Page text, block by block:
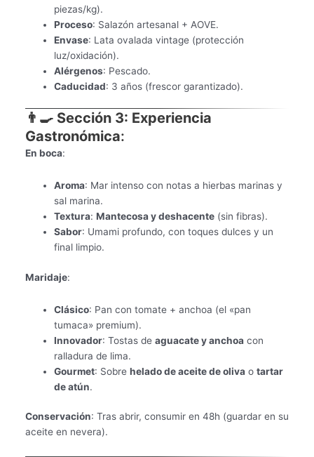
piezas/kg).
Proceso: Salazón artesanal + AOVE.
Envase: Lata ovalada vintage (protección
luz/oxidación).
Alérgenos: Pescado.
Caducidad: 3 años (frescor garantizado).
👨‍🍳 Sección 3: Experiencia
Gastronómica:
En boca:
Aroma: Mar intenso con notas a hierbas marinas y
sal marina.
Textura: Mantecosa y deshacente(sin fibras).
Sabor: Umami profundo, con toques dulces y un
final limpio.
Maridaje:
Clásico: Pan con tomate + anchoa (el «pan
tumaca» premium).
Innovador: Tostas de aguacate y anchoacon
ralladura de lima.
Gourmet: Sobre helado de aceite de olivao tartar
de atún.
Conservación: Tras abrir, consumir en 48h (guardar en su
aceite en nevera).